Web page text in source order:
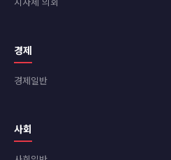
경제
경제일반
사회